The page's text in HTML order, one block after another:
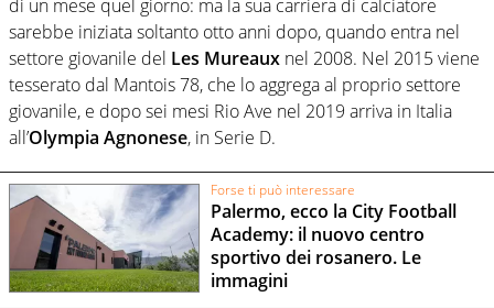
di un mese quel giorno: ma la sua carriera di calciatore
sarebbe iniziata soltanto otto anni dopo, quando entra nel
settore giovanile del Les Mureaux nel 2008. Nel 2015 viene
tesserato dal Mantois 78, che lo aggrega al proprio settore
giovanile, e dopo sei mesi Rio Ave nel 2019 arriva in Italia
all’Olympia Agnonese, in Serie D.
Forse ti può interessare
Palermo, ecco la City Football
Academy: il nuovo centro
sportivo dei rosanero. Le
immagini